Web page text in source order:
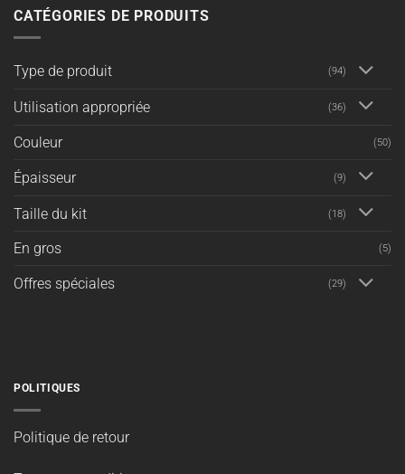
CATÉGORIES DE PRODUITS
Type de produit (94)
Utilisation appropriée (36)
Couleur (50)
Épaisseur (9)
Taille du kit (18)
En gros (5)
Offres spéciales (29)
POLITIQUES
Politique de retour